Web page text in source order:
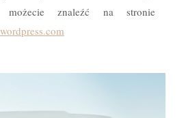
możecie znaleźć na stronie